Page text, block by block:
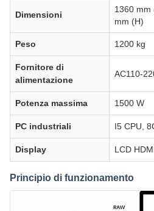
Dimensioni
1360 mm
mm (H)
Peso 1200 kg
Fornitore di
alimentazione
AC110-
Potenza massima 1500 W
PC industriali I5 CPU,
Display LCD
Principio di funzionamento